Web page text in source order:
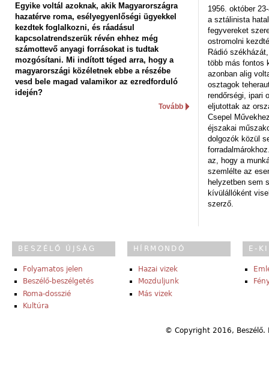
Egyike voltál azoknak, akik Magyarországra
hazatérve roma, esélyegyenlőségi ügyekkel
kezdtek foglalkozni, és ráadásul
kapcsolatrendszerük révén ehhez még
számottevő anyagi forrásokat is tudtak
mozgósítani. Mi indított téged arra, hogy a
magyarországi közéletnek ebbe a részébe
vesd bele magad valamikor az ezredforduló
idején?
Tovább
1956. október
a sztálinista
fegyvereket
ostromolni
Rádió
több más fontos
azonban alig
osztagok
rendőrségi, ipari
eljutottak az
Csepel
éjszakai
dolgozók közül
az, hogy a
szemlélte az
helyzetben sem
kívülállóként
szerző.
BESZÉLŐ ÚJSÁG
Folyamatos jelen
Beszélő-beszélgetés
Roma-dosszié
Kultúra
HÍRMONDÓ
Hazai vizek
Mozduljunk
Más vizek
E-
© Copyright 2016,